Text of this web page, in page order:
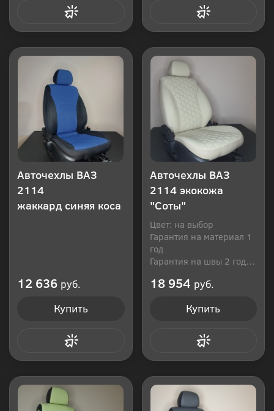
Авточехлы ВАЗ
2114
жаккард синяя коса
12 636 руб.
Купить
Авточехлы ВАЗ
2114 экокожа
"Соты"
Цвет: на выбор
Гарантия на материал 1
год
Гарантия на швы 2 года
18 954 руб.
Купить